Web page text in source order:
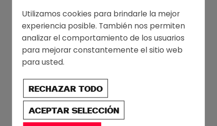
Utilizamos cookies para brindarle la mejor
experiencia posible. También nos permiten
analizar el comportamiento de los usuarios
para mejorar constantemente el sitio web
para usted.
RECHAZAR TODO
ACEPTAR SELECCIÓN